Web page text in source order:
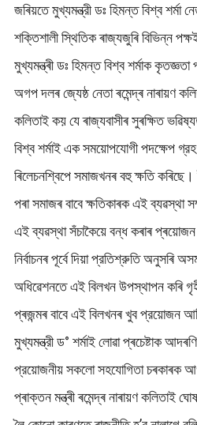
জৰিয়তে মুখ্যমন্ত্রী ডঃ হিমন্ত বিশ্ব শৰ্মা
শক্তিশালী স্থিতিক ৰাজ্যজুৰি বিভিন্ন
মুখ্যমন্ত্ৰী ডঃ হিমন্ত বিশ্ব শর্মাক
অগপ দলৰ জ্যেষ্ঠ নেতা ৰমেন্দ্ৰ নাৰায়ণ
কলিতাই কয় যে ৰাজ্যবাসীৰ সুৰক্ষিত
বিশ্ব শৰ্মাই এক সময়োপযোগী পদক্ষেপ
ৰিলেচনশ্বিপে সমাজখনৰ বহু ক্ষতি
পৰা সমাজৰ বাবে ক্ষতিকাৰক এই ব্যৱস্থা
এই ব্যৱস্থা সঁচাকৈয়ে বন্ধ কৰাৰ
নিৰ্বাচনৰ পূৰ্বে দিয়া প্রতিশ্রুতি অনুসৰি
অধিৱেশনতে এই বিলখন উপস্থাপন কৰি
প্ৰজন্মৰ বাবে এই বিলখনৰ খুব প্রয়োজন
মুখ্যমন্ত্রী ড° শর্মাই লোৱা প্ৰচেষ্টাক
প্রয়োজনীয় সকলো সহযোগিতা চৰকাৰক
প্ৰাক্তন মন্ত্ৰী ৰমেন্দ্ৰ নাৰায়ণ কলিতাই